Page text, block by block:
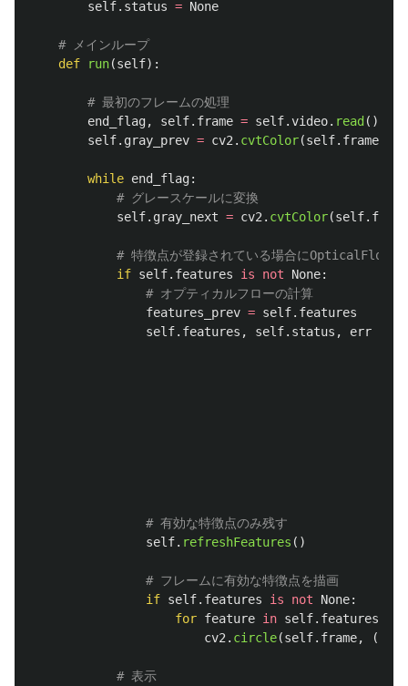
self. status = None
def
run(self):
end_flag, self. frame = self.video. read ()
self. gray_prev = cv2 . cvtColor(self. frame
while end_flag:
self. gray_next = cv2 . cvtColor(self. frame
if self. features is not None:
features_prev = self. features
self. features , self. status , err
self. refreshFeatures ()
if self. features is not None:
for feature in self. features
cv2 . circle(self. frame, (